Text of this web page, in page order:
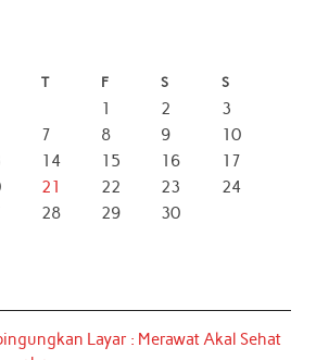
T F S S
1 2
3
7 8 9
10
14 15 16
17
21 22 23
24
28 29
30
Layar : Merawat Akal Sehat